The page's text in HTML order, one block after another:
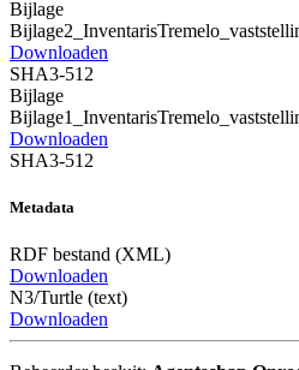
Bijlage
Downloaden
SHA3-512
Bijlage
Downloaden
SHA3-512
Metadata
RDF bestand (XML)
Downloaden
N3/Turtle (text)
Downloaden